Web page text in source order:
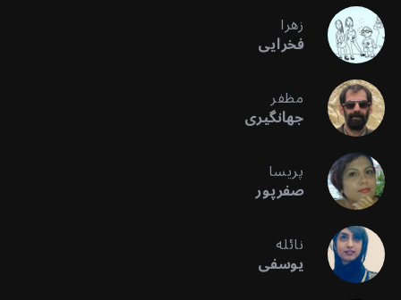
زهرا
فخرایی
مظفر
جهانگیری
پریسا
صفرپور
نائله
یوسفی